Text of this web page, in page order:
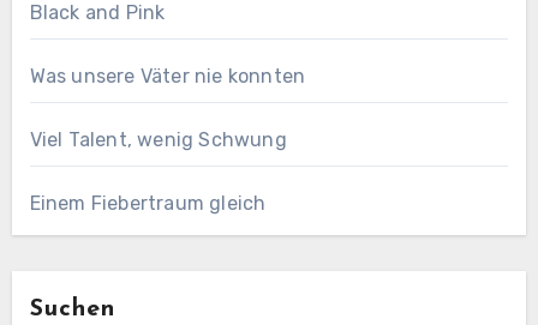
Black and Pink
Was unsere Väter nie konnten
Viel Talent, wenig Schwung
Einem Fiebertraum gleich
Suchen